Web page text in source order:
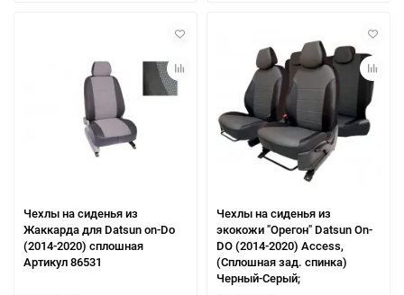
Чехлы на сиденья из
Жаккарда для Datsun on-Do
(2014-2020) сплошная
Артикул 86531
Чехлы на сиденья из
экокожи "Орегон" Datsun On-
DO (2014-2020) Access,
(Cплошная зад. спинка)
Черный-Серый;